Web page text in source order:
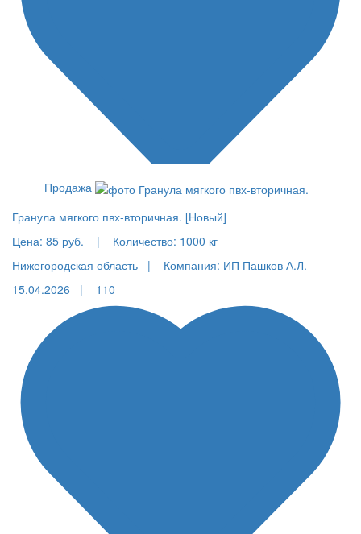
Продажа
Гранула мягкого пвх-вторичная. [Новый]
Цена: 85 руб. | Количество: 1000 кг
Нижегородская область |
Компания: ИП Пашков А.Л.
15.04.2026 |
110